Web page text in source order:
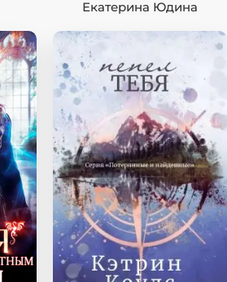
Екатерина Юдина